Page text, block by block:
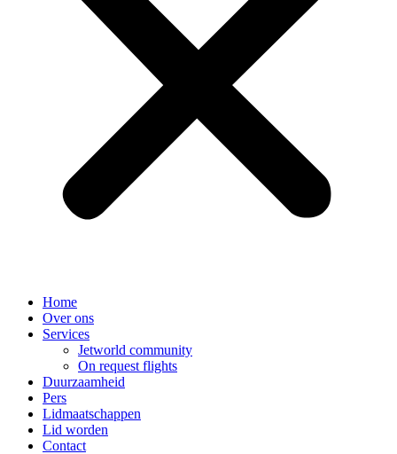
Home
Over ons
Services
Jetworld community
On request flights
Duurzaamheid
Pers
Lidmaatschappen
Lid worden
Contact